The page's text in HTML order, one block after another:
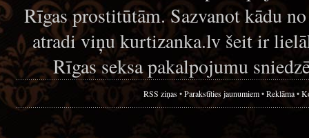
Rīgas prostitūtām. Sazvanot kādu
atradi viņu kurtizanka.lv šeit ir
Rīgas seksa pakalpojumu
RSS ziņas•Parakstīties jaunumiem•Reklāma•